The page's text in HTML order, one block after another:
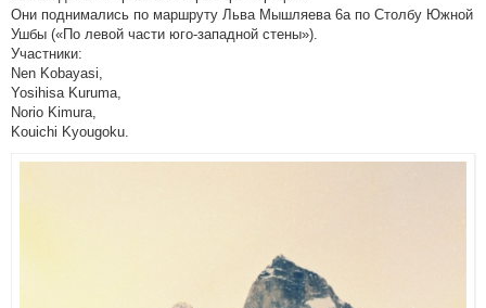
Они поднимались по маршруту Льва Мышляева 6а по Столбу Южной
Ушбы («По левой части юго-западной стены»).
Участники:
Nen Kobayasi,
Yosihisa Kuruma,
Norio Kimura,
Kouichi Kyougoku.